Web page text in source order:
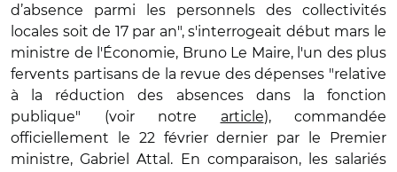
d’absence parmi les personnels des collectivités
locales soit de 17 par an", s'interrogeait début mars le
ministre de l'Économie, Bruno Le Maire, l'un des plus
fervents partisans de la revue des dépenses "relative
à la réduction des absences dans la fonction
publique" (voir notre article), commandée
officiellement le 22 février dernier par le Premier
ministre, Gabriel Attal. En comparaison, les salariés